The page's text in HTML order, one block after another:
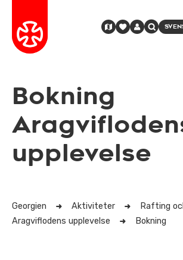
Bokning
upplevelse
Georgien Aktiviteter
Rafting
Aragviflodens upplevelse
Bokning